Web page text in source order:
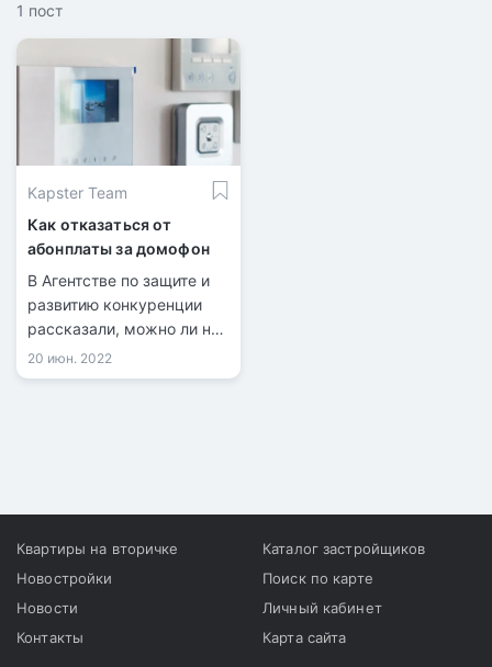
1 пост
Kapster Team
Как отказаться от
абонплаты за домофон
В Агентстве по защите и
развитию конкуренции
рассказали, можно ли не
платить ежемесячную
абонентскую плату за
20 июн. 2022
Квартиры на вторичке
Новостройки
Новости
Контакты
Каталог застройщиков
Поиск по карте
Личный кабинет
Карта сайта